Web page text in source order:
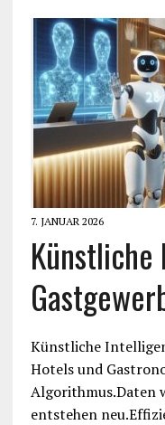
7. JANUAR 2026
Künstliche
Hotels und
Algorithmus.Daten
entstehen